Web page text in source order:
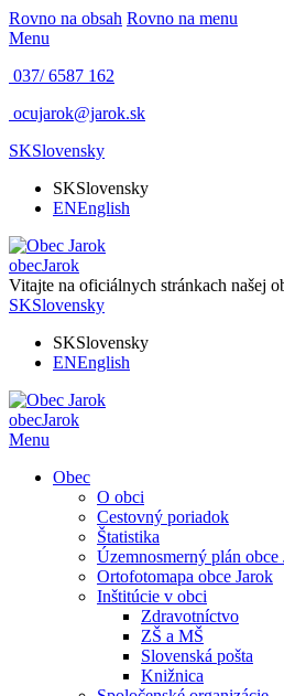
Rovno na obsah Rovno na menu
Menu
037/ 6587 162
ocujarok@jarok.sk
SKSlovensky
SKSlovensky
ENEnglish
obecJarok
Vitajte na oficiálnych stránkach našej
SKSlovensky
SKSlovensky
ENEnglish
obecJarok
Menu
Obec
O obci
Cestovný poriadok
Štatistika
Územnosmerný plán obce
Ortofotomapa obce Jarok
Inštitúcie v obci
Zdravotníctvo
ZŠ a MŠ
Slovenská pošta
Knižnica